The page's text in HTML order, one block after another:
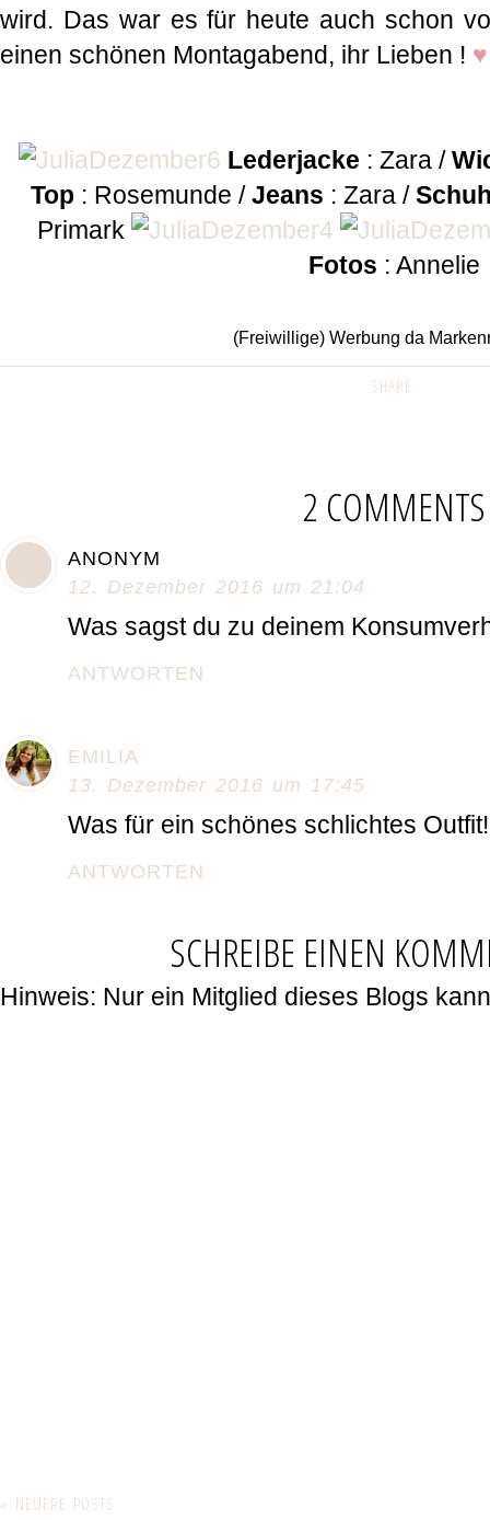
wird. Das war es für heute auch schon
einen schönen Montagabend, ihr Lieben ! ♥
Lederjacke : Zara /
Top: Rosemunde /Jeans : Zara /
Primark
Fotos : Annelie
(Freiwillige) Werbung da
SHARE:
2 COMMENTS
ANONYM
12. Dezember 2016 um 21:04
Was sagst du zu deinem
ANTWORTEN
EMILIA
13. Dezember 2016 um 17:45
Was für ein schönes schlichtes Outfit!
ANTWORTEN
SCHREIBE EINEN
Hinweis: Nur ein Mitglied dieses Blogs
« NEUERE POSTS